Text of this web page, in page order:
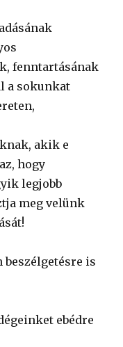
fenntartásának
a sokunkat
akik e
hogy
legjobb
meg velünk
beszélgetésre is
ebédre